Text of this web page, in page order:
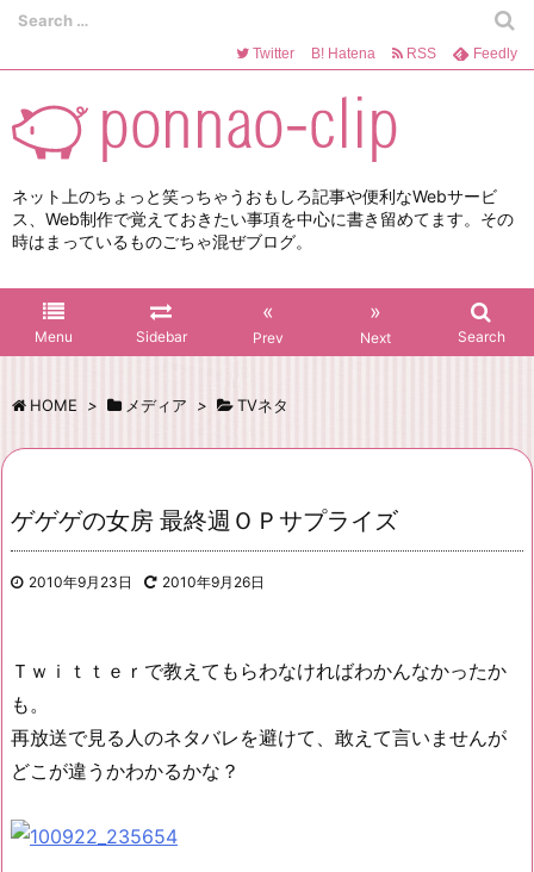
ネット上のちょっと笑っちゃうおもしろ記事や便利なWebサービ
ス、Web制作で覚えておきたい事項を中心に書き留めてます。その
時はまっているものごちゃ混ぜブログ。
Menu Sidebar
«
Prev
»
Next Search
Twitter B! Hatena RSS Feedly
HOME > メディア > TVネタ
ゲゲゲの女房 最終週ＯＰサプライズ
2010年9月23日 2010年9月26日
Ｔｗｉｔｔｅｒで教えてもらわなければわかんなかったか
も。
再放送で見る人のネタバレを避けて、敢えて言いませんが
どこが違うかわかるかな？